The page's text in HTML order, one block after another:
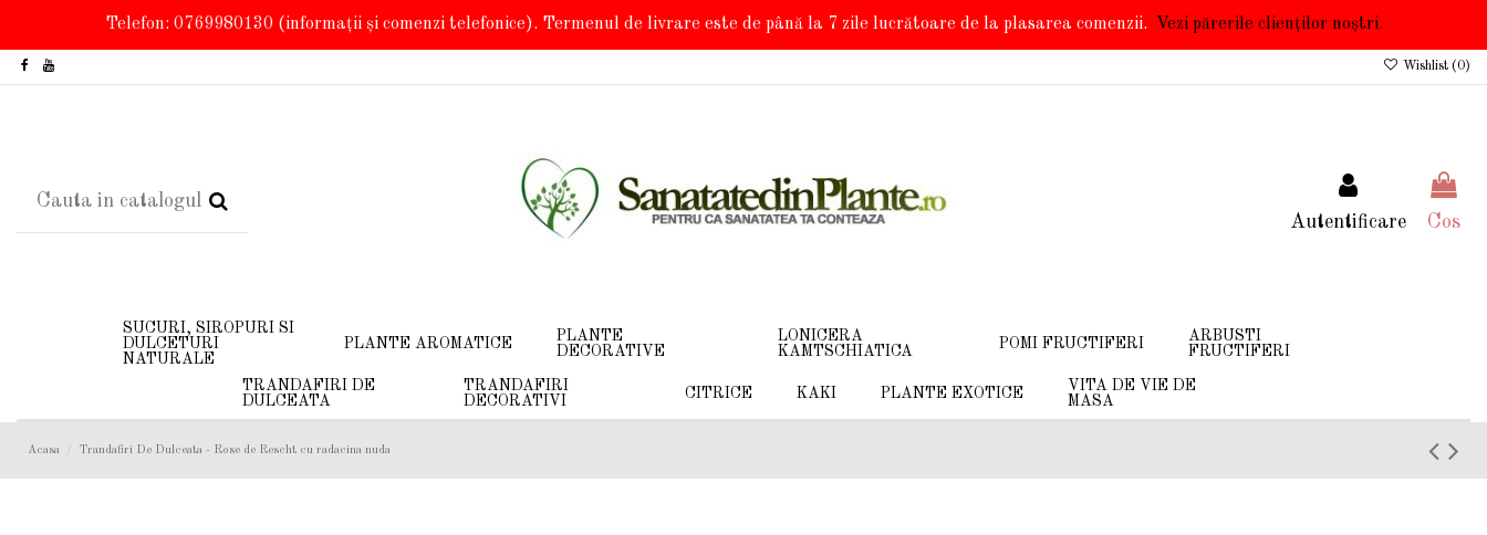
Telefon: 0769980130 (informații și comenzi telefonice). Termenul de livrare este de până la 7 zile lucrătoare de la plasarea comenzii. Vezi părerile clienților noștri.
Wishlist (0)
Autentificare Cos
SUCURI, SIROPURI SI
DULCETURI
NATURALE
PLANTE AROMATICE
PLANTE
DECORATIVE
LONICERA
KAMTSCHIATICA
POMI FRUCTIFERI
ARBUSTI
FRUCTIFERI
TRANDAFIRI DE
DULCEATA
TRANDAFIRI
DECORATIVI
CITRICE KAKI PLANTE EXOTICE
VITA DE VIE DE
MASA
Acasa Trandafiri De Dulceata - Rose de Rescht cu radacina nuda